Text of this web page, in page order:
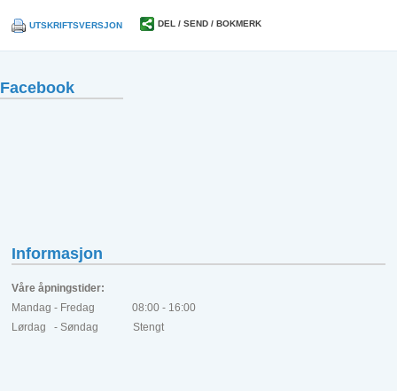
UTSKRIFTSVERSJON DEL / SEND / BOKMERK
Facebook
Informasjon
Våre åpningstider:
Mandag - Fredag 08:00 - 16:00
Lørdag - Søndag Stengt